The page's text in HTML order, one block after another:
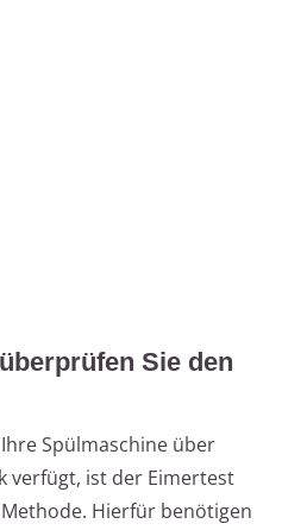
Sie den
Spülmaschine über
verfügt, ist der Eimertest
Hierfür benötigen